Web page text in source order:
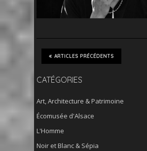
ARTICLES PRÉCÉDENTS
CATÉGORIES
Art, Architecture & Patrimoine
Écomusée d'Alsace
L'Homme
Noir et Blanc & Sépia